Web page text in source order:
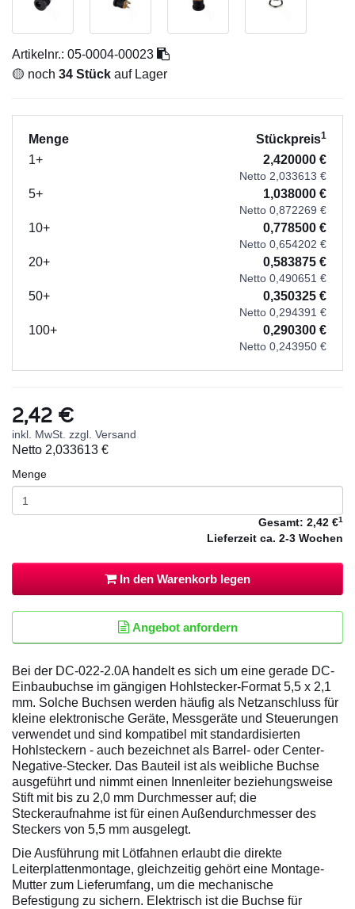
Artikelnr.: 05-0004-00023
🟡 noch 34 Stück auf Lager
Menge Stückpreis1
1+ 2,420000 €
Netto 2,033613 €
5+ 1,038000 €
Netto 0,872269 €
10+ 0,778500 €
Netto 0,654202 €
20+ 0,583875 €
Netto 0,490651 €
50+ 0,350325 €
Netto 0,294391 €
100+ 0,290300 €
Netto 0,243950 €
2,42 €
inkl. MwSt. zzgl. Versand
Netto 2,033613 €
Menge
Gesamt: 2,42 €1
Lieferzeit ca. 2-3 Wochen
In den Warenkorb legen
Angebot anfordern
Bei der DC-022-2.0A handelt es sich um eine gerade DC-
Einbaubuchse im gängigen Hohlstecker-Format 5,5 x 2,1
mm. Solche Buchsen werden häufig als Netzanschluss für
kleine elektronische Geräte, Messgeräte und Steuerungen
verwendet und sind kompatibel mit standardisierten
Hohlsteckern - auch bezeichnet als Barrel- oder Center-
Negative-Stecker. Das Bauteil ist als weibliche Buchse
ausgeführt und nimmt einen Innenleiter beziehungsweise
Stift mit bis zu 2,0 mm Durchmesser auf; die
Steckeraufnahme ist für einen Außendurchmesser des
Steckers von 5,5 mm ausgelegt.
Die Ausführung mit Lötfahnen erlaubt die direkte
Leiterplattenmontage, gleichzeitig gehört eine Montage-
Mutter zum Lieferumfang, um die mechanische
Befestigung zu sichern. Elektrisch ist die Buchse für